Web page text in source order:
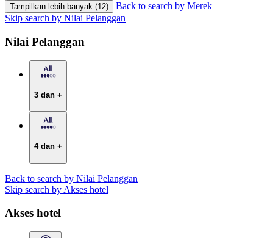
Tampilkan lebih banyak (12)
Back to search by Merek
Skip search by Nilai Pelanggan
Nilai Pelanggan
3 dan +
4 dan +
Back to search by Nilai Pelanggan
Skip search by Akses hotel
Akses hotel